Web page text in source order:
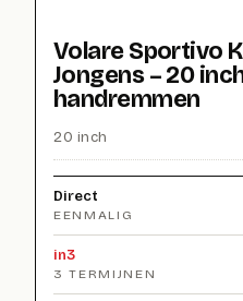
Volare Sportivo
Jongens – 20
handremmen
20 inch
Direct
EENMALIG
in3
3 TERMIJNEN